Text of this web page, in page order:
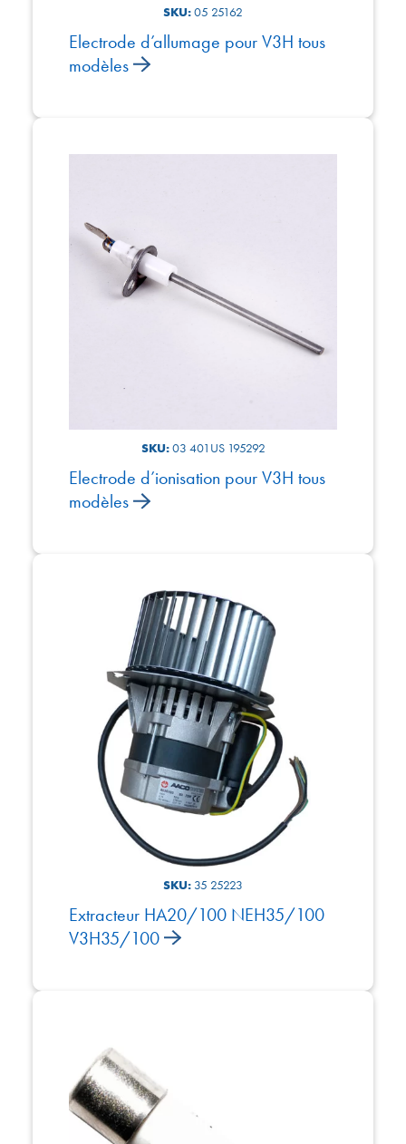
SKU:05 25162
Electrode d’allumage pour V3H tous
modèles
SKU:03 401US 195292
Electrode d’ionisation pour V3H tous
modèles
SKU: 35 25223
Extracteur HA20/100 NEH35/100
V3H35/100